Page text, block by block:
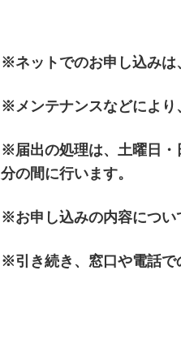
※ネットでのお申し込みは
※メンテナンスなどにより
※届出の処理は、土曜日・
分の間に行います。
※お申し込みの内容につい
※引き続き、窓口や電話で